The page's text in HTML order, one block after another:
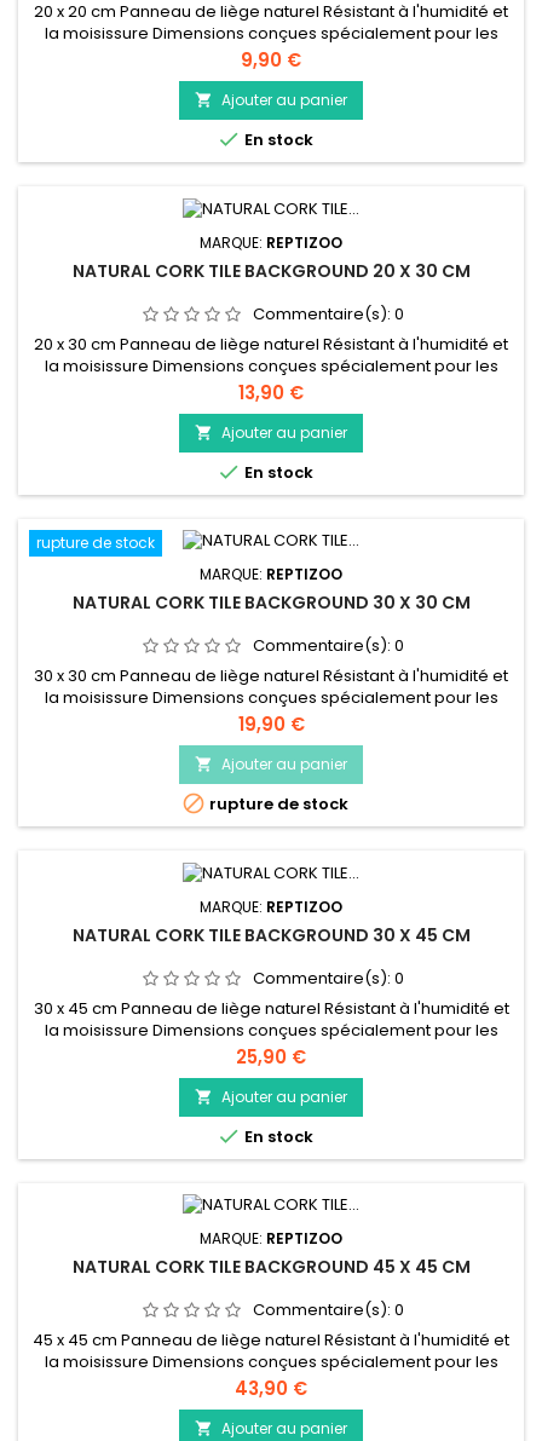
20 x 20 cm Panneau de liège naturel Résistant à l'humidité et
la moisissure Dimensions conçues spécialement pour les
terrariums Reptizoo Peut être coupé facilement pour obtenir
la taille désirée
Prix
9,90 €
 Ajouter au panier
 En stock
MARQUE: REPTIZOO
NATURAL CORK TILE BACKGROUND 20 X 30 CM
Commentaire(s): 0
20 x 30 cm Panneau de liège naturel Résistant à l'humidité et
la moisissure Dimensions conçues spécialement pour les
terrariums Reptizoo Peut être coupé facilement pour obtenir
la taille désirée
Prix
13,90 €
 Ajouter au panier
 En stock
rupture de stock
MARQUE: REPTIZOO
NATURAL CORK TILE BACKGROUND 30 X 30 CM
Commentaire(s): 0
30 x 30 cm Panneau de liège naturel Résistant à l'humidité et
la moisissure Dimensions conçues spécialement pour les
terrariums Reptizoo Peut être coupé facilement pour obtenir
la taille désirée
Prix
19,90 €
 Ajouter au panier
 rupture de stock
MARQUE: REPTIZOO
NATURAL CORK TILE BACKGROUND 30 X 45 CM
Commentaire(s): 0
30 x 45 cm Panneau de liège naturel Résistant à l'humidité et
la moisissure Dimensions conçues spécialement pour les
terrariums Reptizoo Peut être coupé facilement pour obtenir
la taille désirée
Prix
25,90 €
 Ajouter au panier
 En stock
MARQUE: REPTIZOO
NATURAL CORK TILE BACKGROUND 45 X 45 CM
Commentaire(s): 0
45 x 45 cm Panneau de liège naturel Résistant à l'humidité et
la moisissure Dimensions conçues spécialement pour les
terrariums Reptizoo Peut être coupé facilement pour obtenir
la taille désirée
Prix
43,90 €
 Ajouter au panier